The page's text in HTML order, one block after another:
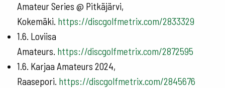
Amateur Series @ Pitkäjärvi,
Kokemäki. https://discgolfmetrix.com/2833329
1.6. Loviisa
Amateurs. https://discgolfmetrix.com/2872595
1.6. Karjaa Amateurs 2024,
Raasepori. https://discgolfmetrix.com/2845676